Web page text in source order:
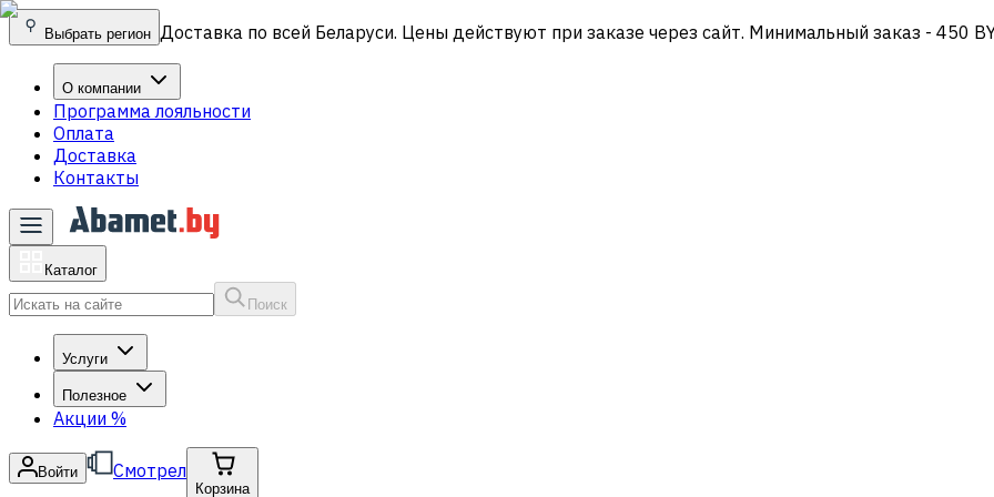
Выбрать регион Доставка по всей Беларуси. Цены действуют при заказе через сайт. Минимальный заказ - 450
О компании
Программа лояльности
Оплата
Доставка
Контакты
Каталог
Поиск
Услуги
Полезное
Акции %
Войти Смотрел
Корзина